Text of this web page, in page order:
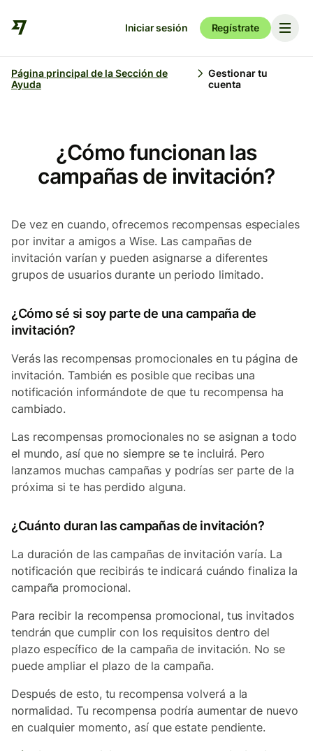
Iniciar sesión Regístrate
Página principal de la Sección de
Ayuda
Gestionar tu
cuenta
¿Cómo funcionan las
campañas de invitación?
De vez en cuando, ofrecemos recompensas especiales
por invitar a amigos a Wise. Las campañas de
invitación varían y pueden asignarse a diferentes
grupos de usuarios durante un periodo limitado.
¿Cómo sé si soy parte de una campaña de
invitación?
Verás las recompensas promocionales en tu página de
invitación. También es posible que recibas una
notificación informándote de que tu recompensa ha
cambiado.
Las recompensas promocionales no se asignan a todo
el mundo, así que no siempre se te incluirá. Pero
lanzamos muchas campañas y podrías ser parte de la
próxima si te has perdido alguna.
¿Cuánto duran las campañas de invitación?
La duración de las campañas de invitación varía. La
notificación que recibirás te indicará cuándo finaliza la
campaña promocional.
Para recibir la recompensa promocional, tus invitados
tendrán que cumplir con los requisitos dentro del
plazo específico de la campaña de invitación. No se
puede ampliar el plazo de la campaña.
Después de esto, tu recompensa volverá a la
normalidad. Tu recompensa podría aumentar de nuevo
en cualquier momento, así que estate pendiente.